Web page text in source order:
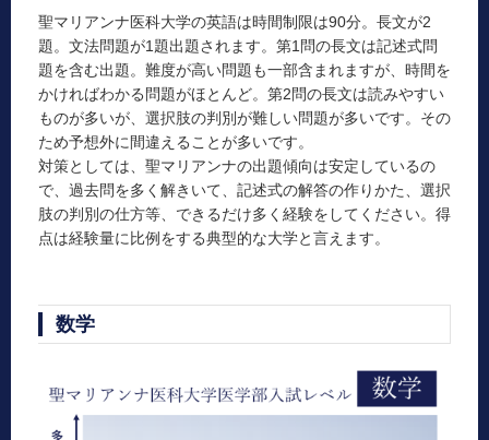
聖マリアンナ医科大学の英語は時間制限は90分。長文が2
題。文法問題が1題出題されます。第1問の長文は記述式問
題を含む出題。難度が高い問題も一部含まれますが、時間を
かければわかる問題がほとんど。第2問の長文は読みやすい
ものが多いが、選択肢の判別が難しい問題が多いです。その
ため予想外に間違えることが多いです。
対策としては、聖マリアンナの出題傾向は安定しているの
で、過去問を多く解きいて、記述式の解答の作りかた、選択
肢の判別の仕方等、できるだけ多く経験をしてください。得
点は経験量に比例をする典型的な大学と言えます。
数学